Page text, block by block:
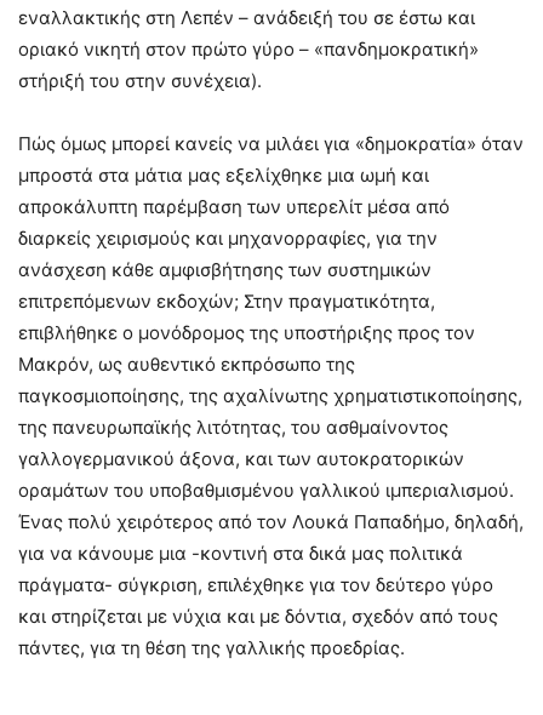
εναλλακτικής στη Λεπέν – ανάδειξή του σε έστω και
οριακό νικητή στον πρώτο γύρο – «πανδημοκρατική»
στήριξή του στην συνέχεια).
Πώς όμως μπορεί κανείς να μιλάει για «δημοκρατία» όταν
μπροστά στα μάτια μας εξελίχθηκε μια ωμή και
απροκάλυπτη παρέμβαση των υπερελίτ μέσα από
διαρκείς χειρισμούς και μηχανορραφίες, για την
ανάσχεση κάθε αμφισβήτησης των συστημικών
επιτρεπόμενων εκδοχών; Στην πραγματικότητα,
επιβλήθηκε ο μονόδρομος της υποστήριξης προς τον
Μακρόν, ως αυθεντικό εκπρόσωπο της
παγκοσμιοποίησης, της αχαλίνωτης χρηματιστικοποίησης,
της πανευρωπαϊκής λιτότητας, του ασθμαίνοντος
γαλλογερμανικού άξονα, και των αυτοκρατορικών
οραμάτων του υποβαθμισμένου γαλλικού ιμπεριαλισμού.
Ένας πολύ χειρότερος από τον Λουκά Παπαδήμο, δηλαδή,
για να κάνουμε μια -κοντινή στα δικά μας πολιτικά
πράγματα- σύγκριση, επιλέχθηκε για τον δεύτερο γύρο
και στηρίζεται με νύχια και με δόντια, σχεδόν από τους
πάντες, για τη θέση της γαλλικής προεδρίας.